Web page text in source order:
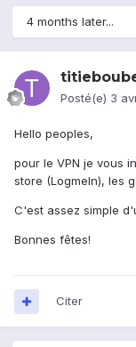
4 months later...
Posté(e) 3
Hello peoples,
pour le VPN je vous
store (LogmeIn), les
C'est assez simple
Bonnes fêtes!
Citer